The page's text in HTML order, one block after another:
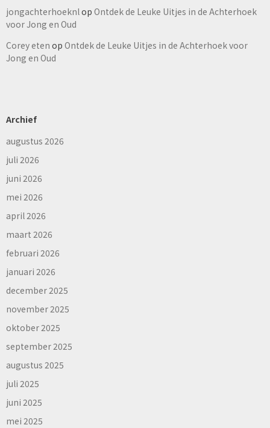
jongachterhoeknlop Ontdek de Leuke Uitjes in de Achterhoek
voor Jong en Oud
Corey eten op Ontdek de Leuke Uitjes in de Achterhoek voor
Jong en Oud
Archief
augustus 2026
juli 2026
juni 2026
mei 2026
april 2026
maart 2026
februari 2026
januari 2026
december 2025
november 2025
oktober 2025
september 2025
augustus 2025
juli 2025
juni 2025
mei 2025